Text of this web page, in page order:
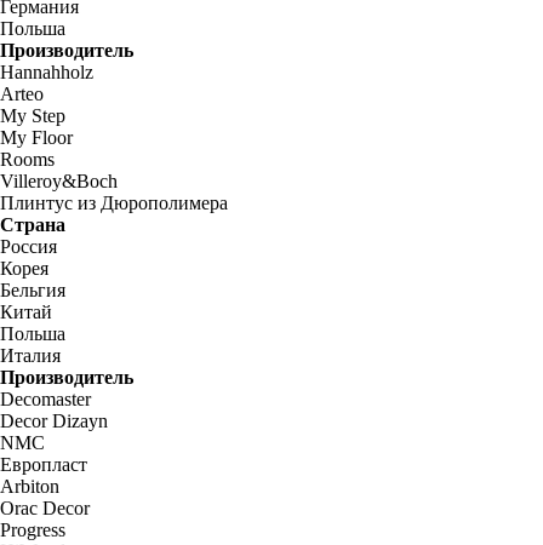
Германия
Польша
Производитель
Hannahholz
Arteo
My Step
My Floor
Rooms
Villeroy&Boch
Плинтус из Дюрополимера
Страна
Россия
Корея
Бельгия
Китай
Польша
Италия
Производитель
Decomaster
Decor Dizayn
NMC
Европласт
Arbiton
Orac Decor
Progress